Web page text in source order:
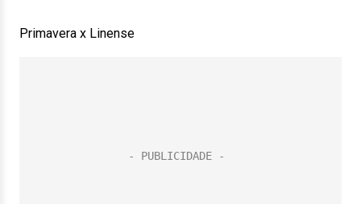
Primavera x Linense